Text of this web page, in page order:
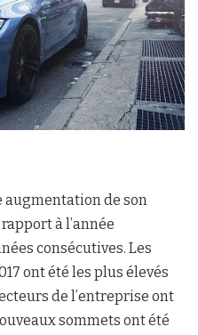
augmentation de son
à l’année
consécutives. Les
ont été les plus élevés
de l’entreprise ont
sommets ont été